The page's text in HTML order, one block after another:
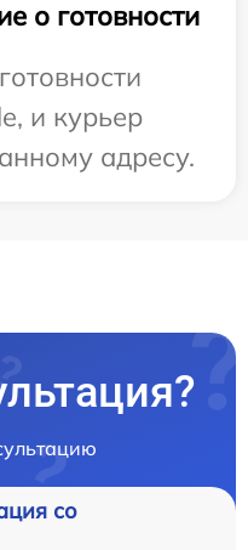
о готовности
и курьер
адресу.
со